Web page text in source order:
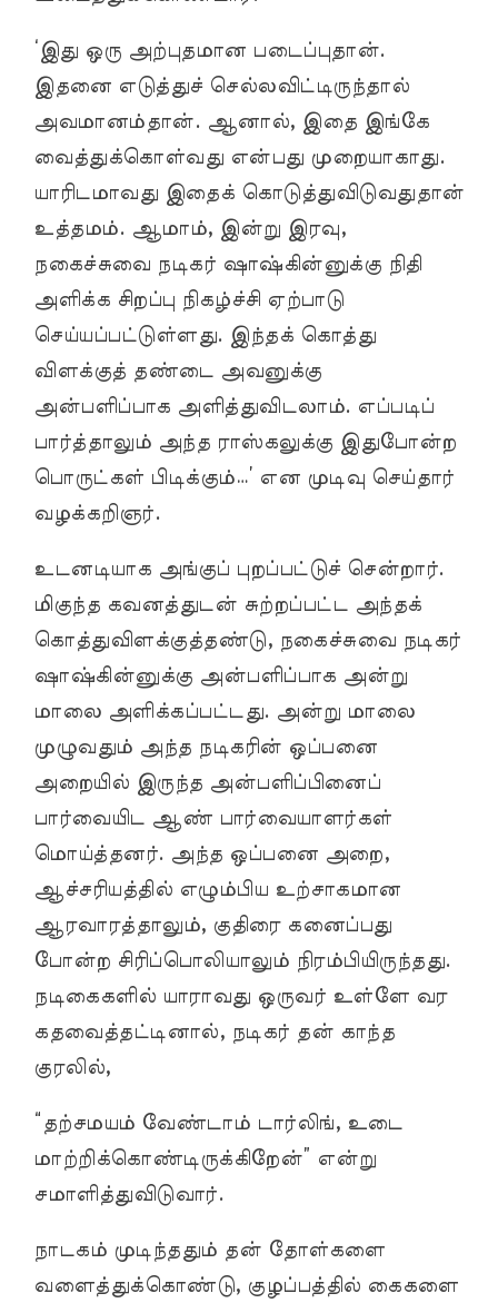
‘இது ஒரு அற்புதமான படைப்புதான்.
இதனை எடுத்துச் செல்லவிட்டிருந்தால்
அவமானம்தான். ஆனால், இதை இங்கே
வைத்துக்கொள்வது என்பது முறையாகாது.
யாரிடமாவது இதைக் கொடுத்துவிடுவதுதான்
உத்தமம். ஆமாம், இன்று இரவு,
நகைச்சுவை நடிகர் ஷாஷ்கின்னுக்கு நிதி
அளிக்க சிறப்பு நிகழ்ச்சி ஏற்பாடு
செய்யப்பட்டுள்ளது. இந்தக் கொத்து
விளக்குத் தண்டை அவனுக்கு
அன்பளிப்பாக அளித்துவிடலாம். எப்படிப்
பார்த்தாலும் அந்த ராஸ்கலுக்கு இதுபோன்ற
பொருட்கள் பிடிக்கும்…’ என முடிவு செய்தார்
வழக்கறிஞர்.
உடனடியாக அங்குப் புறப்பட்டுச் சென்றார்.
மிகுந்த கவனத்துடன் சுற்றப்பட்ட அந்தக்
கொத்துவிளக்குத்தண்டு, நகைச்சுவை நடிகர்
ஷாஷ்கின்னுக்கு அன்பளிப்பாக அன்று
மாலை அளிக்கப்பட்டது. அன்று மாலை
முழுவதும் அந்த நடிகரின் ஒப்பனை
அறையில் இருந்த அன்பளிப்பினைப்
பார்வையிட ஆண் பார்வையாளர்கள்
மொய்த்தனர். அந்த ஒப்பனை அறை,
ஆச்சரியத்தில் எழும்பிய உற்சாகமான
ஆரவாரத்தாலும், குதிரை கனைப்பது
போன்ற சிரிப்பொலியாலும் நிரம்பியிருந்தது.
நடிகைகளில் யாராவது ஒருவர் உள்ளே வர
கதவைத்தட்டினால், நடிகர் தன் காந்த
குரலில்,
“தற்சமயம் வேண்டாம் டார்லிங், உடை
மாற்றிக்கொண்டிருக்கிறேன்” என்று
சமாளித்துவிடுவார்.
நாடகம் முடிந்ததும் தன் தோள்களை
வளைத்துக்கொண்டு, குழப்பத்தில் கைகளை